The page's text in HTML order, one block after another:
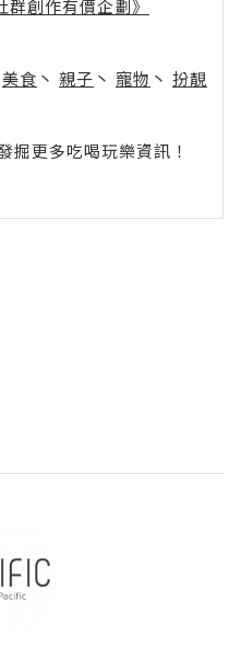
群創作有價企劃》
美食 丶 親子 丶 寵物 丶 扮靚
更多吃喝玩樂資訊！